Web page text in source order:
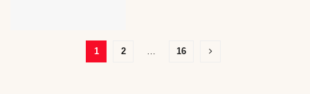
1 2 … 16